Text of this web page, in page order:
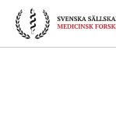
Skip
content